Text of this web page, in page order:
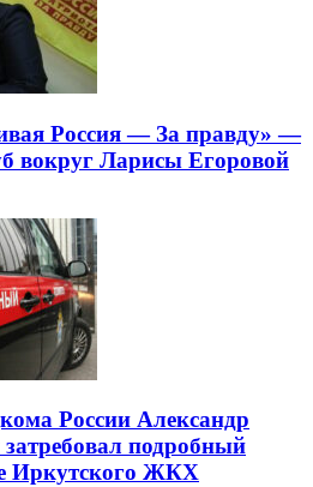
Россия — За правду» —
вокруг Ларисы Егоровой
России Александр
подробный
Иркутского ЖКХ